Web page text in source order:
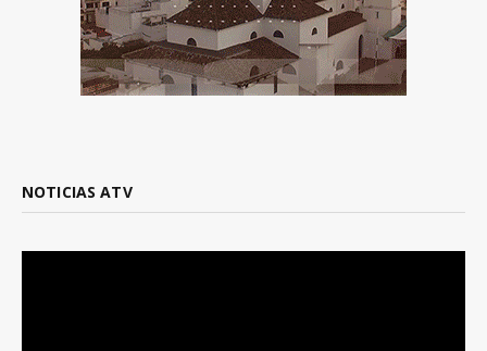
NOTICIAS ATV